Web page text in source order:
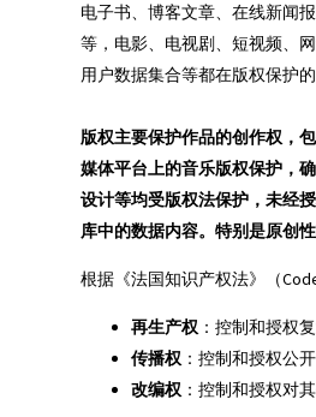
电子书、博客文章、在线新闻
等， 电影、电视剧、短视频、
用户数据集合等都在版权保护的
版权主要保护作品的创作权，
媒体平台上的音乐版权保护，
设计等均受版权法保护，未经
库中的数据内容。特别是原创
根据《法国知识产权法》（
再生产权：控制和授权
传播权：控制和授权公
改编权：控制和授权对